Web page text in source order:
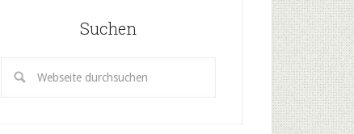
Suchen